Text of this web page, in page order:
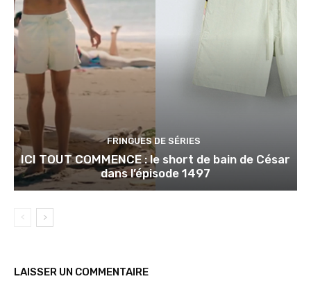
FRINGUES DE SÉRIES
ICI TOUT COMMENCE : le short de bain de César
dans l’épisode 1497
LAISSER UN COMMENTAIRE